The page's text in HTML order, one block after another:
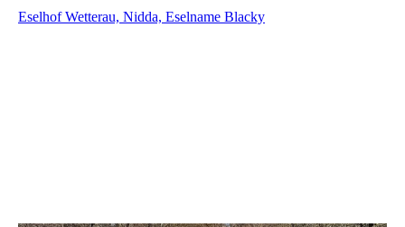
Eselhof Wetterau, Nidda, Eselname Blacky